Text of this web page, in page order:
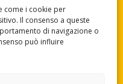
come i cookie per
Il consenso a queste
di navigazione o
può influire